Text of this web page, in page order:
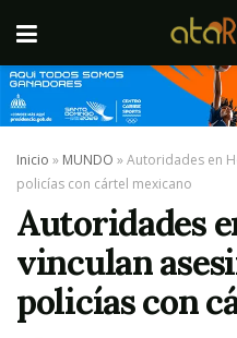
Inicio » MUNDO »Autoridades en
policías con cártel mexicano
Autoridades
vinculan
policías con